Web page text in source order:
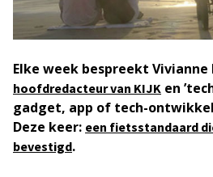
Elke week bespreekt Vivianne
hoofdredacteur van KIJK en
gadget, app of tech-
Deze keer: een fietsstandaard
bevestigd.